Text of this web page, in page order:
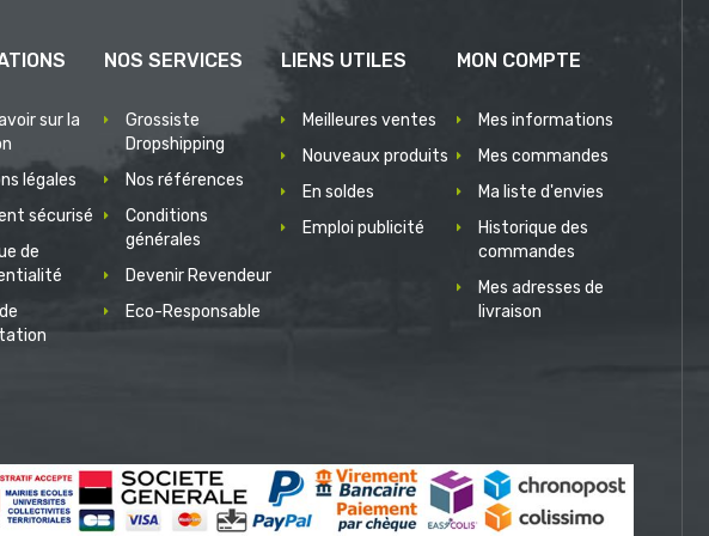
sur la
légales
sécurisé
de
NOS SERVICES
Grossiste
Dropshipping
Nos références
Conditions
générales
Devenir Revendeur
Eco-Responsable
LIENS UTILES
Meilleures ventes
Nouveaux produits
En soldes
Emploi publicité
MON COMPTE
Mes informations
Mes commandes
Ma liste d'envies
Historique des
commandes
Mes adresses de
livraison